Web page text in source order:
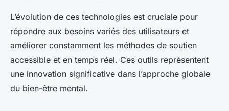
L’évolution de ces technologies est cruciale pour
répondre aux besoins variés des utilisateurs et
améliorer constamment les méthodes de soutien
accessible et en temps réel. Ces outils représentent
une innovation significative dans l’approche globale
du bien-être mental.